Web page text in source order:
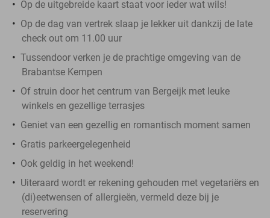
Op de uitgebreide kaart staat voor ieder wat wils!
Op de dag van vertrek slaap je lekker uit dankzij de late
check out om 11.00 uur
Tussendoor verken je de prachtige omgeving van de
Brabantse Kempen
Of struin door het centrum van Bergeijk met leuke
winkels en gezellige terrasjes
Geniet van een gezellig en romantisch moment samen
Gratis parkeergelegenheid
Ook geldig in het weekend!
Uiteraard wordt er rekening gehouden met vegetariërs en
(di)eetwensen of allergieën, vermeld deze bij je
reservering